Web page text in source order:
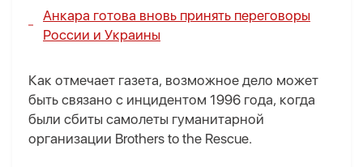
Анкара готова вновь принять переговоры
России и Украины
Как отмечает газета, возможное дело может
быть связано с инцидентом 1996 года, когда
были сбиты самолеты гуманитарной
организации Brothers to the Rescue.